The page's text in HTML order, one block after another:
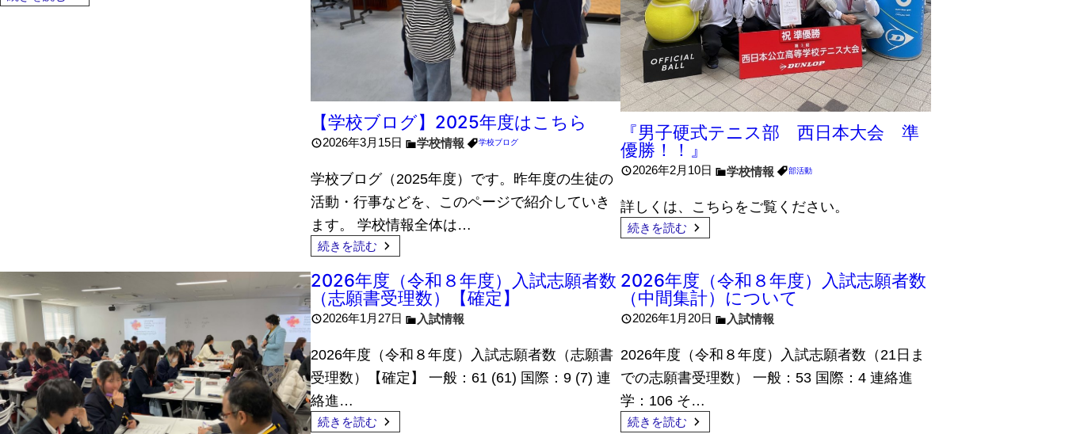
【学校ブログ】2025年度はこちら
2026年3月15日 学校情報 学校ブログ
学校ブログ（2025年度）です。昨年度の生徒の
活動・行事などを、このページで紹介していき
ます。 学校情報全体は…
続きを読む
『男子硬式テニス部 西日本大会 準
優勝！！』
2026年2月10日 学校情報 部活動
詳しくは、こちらをご覧ください。
続きを読む
2026年度（令和８年度）入試志願者数
（志願書受理数）【確定】
2026年1月27日 入試情報
2026年度（令和８年度）入試志願者数（志願書
受理数）【確定】 一般：61 (61) 国際：9 (7) 連
絡進…
続きを読む
2026年度（令和８年度）入試志願者数
（中間集計）について
2026年1月20日 入試情報
2026年度（令和８年度）入試志願者数（21日ま
での志願書受理数） 一般：53 国際：4 連絡進
学：106 そ…
続きを読む